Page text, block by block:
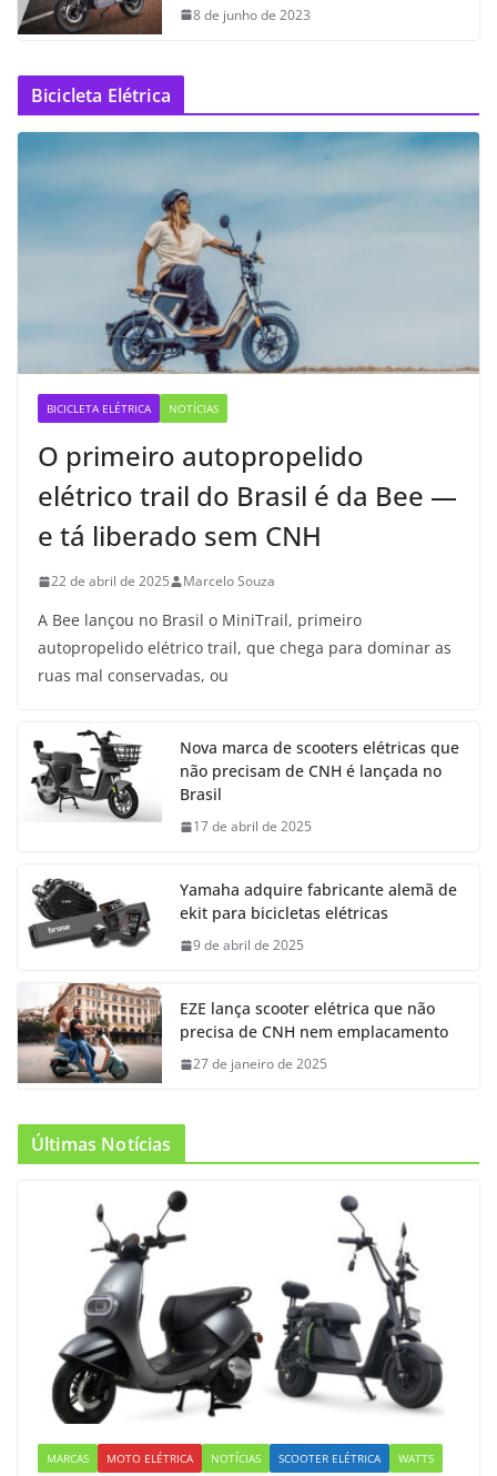
8 de junho de 2023
Bicicleta Elétrica
BICICLETA ELÉTRICA NOTÍCIAS
O primeiro autopropelido
elétrico trail do Brasil é da Bee —
e tá liberado sem CNH
22 de abril de 2025 Marcelo Souza
A Bee lançou no Brasil o MiniTrail, primeiro
autopropelido elétrico trail, que chega para dominar as
ruas mal conservadas, ou
Nova marca de scooters elétricas que
não precisam de CNH é lançada no
Brasil
17 de abril de 2025
Yamaha adquire fabricante alemã de
ekit para bicicletas elétricas
9 de abril de 2025
EZE lança scooter elétrica que não
precisa de CNH nem emplacamento
27 de janeiro de 2025
Últimas Notícias
MARCAS MOTO ELÉTRICA NOTÍCIAS SCOOTER ELÉTRICA WATTS